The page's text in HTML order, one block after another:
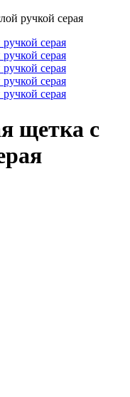
ручкой серая
щетка с